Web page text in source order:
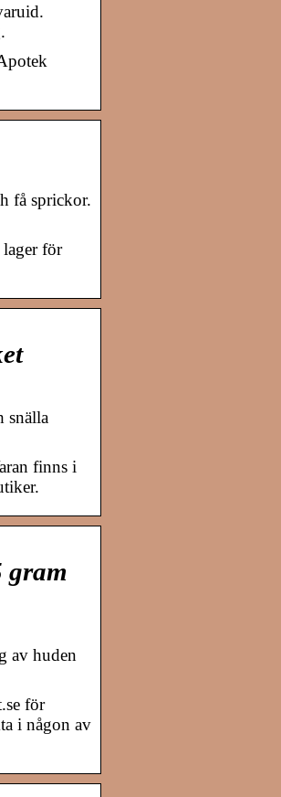
få sprickor.
för
snälla
finns i
gram
av huden
för
i någon av